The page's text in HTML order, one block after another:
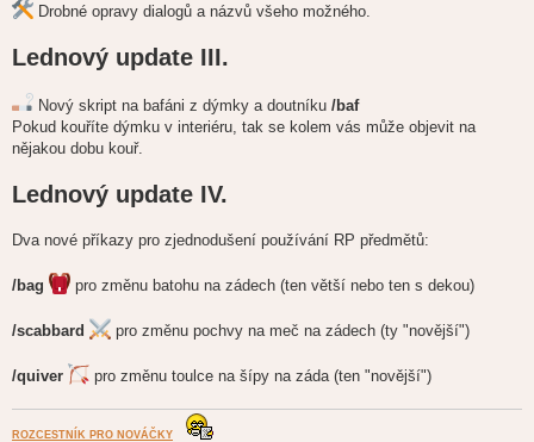
Drobné opravy dialogů a názvů všeho možného.
Lednový update III.
Nový skript na bafáni z dýmky a doutníku /baf
Pokud kouříte dýmku v interiéru, tak se kolem vás může objevit na
nějakou dobu kouř.
Lednový update IV.
Dva nové příkazy pro zjednodušení používání RP předmětů:
/bag pro změnu batohu na zádech (ten větší nebo ten s dekou)
/scabbard pro změnu pochvy na meč na zádech (ty "novější")
/quiver pro změnu toulce na šípy na záda (ten "novější")
ROZCESTNÍK PRO NOVÁČKY